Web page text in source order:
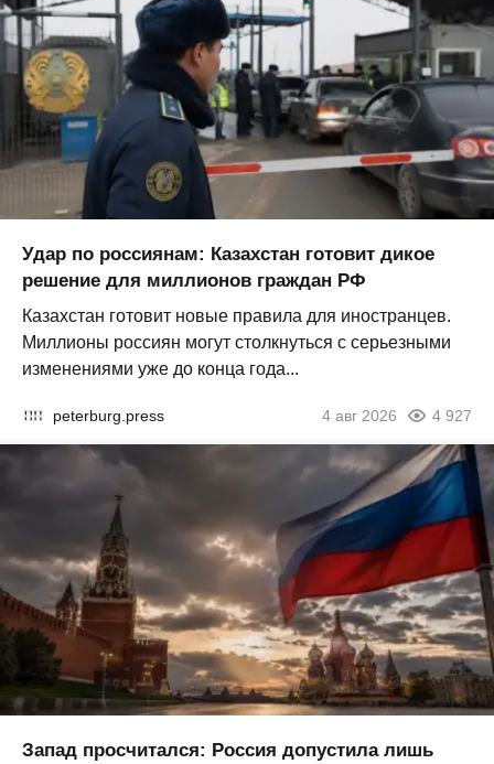
Удар по россиянам: Казахстан готовит дикое
решение для миллионов граждан РФ
Казахстан готовит новые правила для иностранцев.
Миллионы россиян могут столкнуться с серьезными
изменениями уже до конца года...
peterburg.press 4 авг 2026 4 927
Запад просчитался: Россия допустила лишь